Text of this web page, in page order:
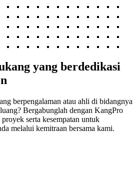
yang berdedikasi
berpengalaman atau ahli di bidangnya
Bergabunglah dengan KangPro
serta kesempatan untuk
melalui kemitraan bersama kami.